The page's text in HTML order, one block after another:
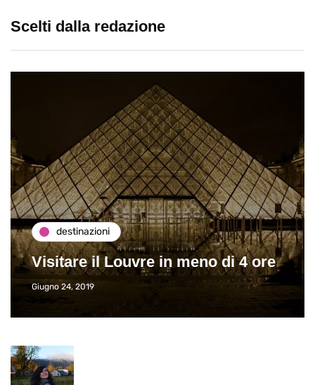
Scelti dalla redazione
destinazioni
Visitare il Louvre in meno di 4 ore
Giugno 24, 2019